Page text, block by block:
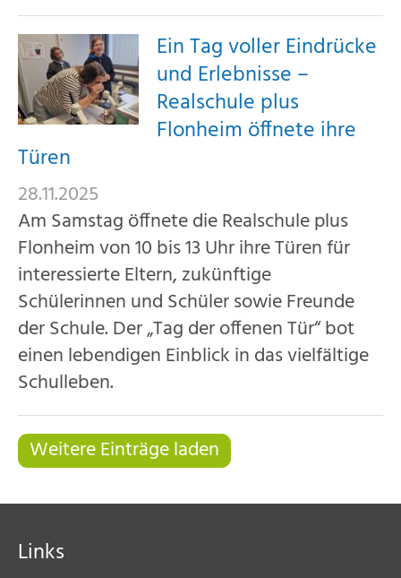
Ein Tag voller Eindrücke
und Erlebnisse –
Realschule plus
Flonheim öffnete ihre
Türen
28.11.2025
Am Samstag öffnete die Realschule plus
Flonheim von 10 bis 13 Uhr ihre Türen für
interessierte Eltern, zukünftige
Schülerinnen und Schüler sowie Freunde
der Schule. Der „Tag der offenen Tür“ bot
einen lebendigen Einblick in das vielfältige
Schulleben.
Weitere Einträge laden
Links